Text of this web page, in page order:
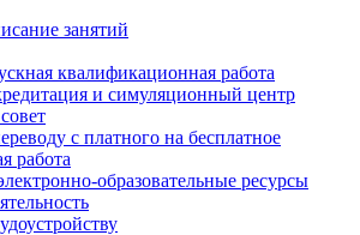
занятий
квалификационная работа
и симуляционный центр
с платного на бесплатное
работа
образовательные ресурсы